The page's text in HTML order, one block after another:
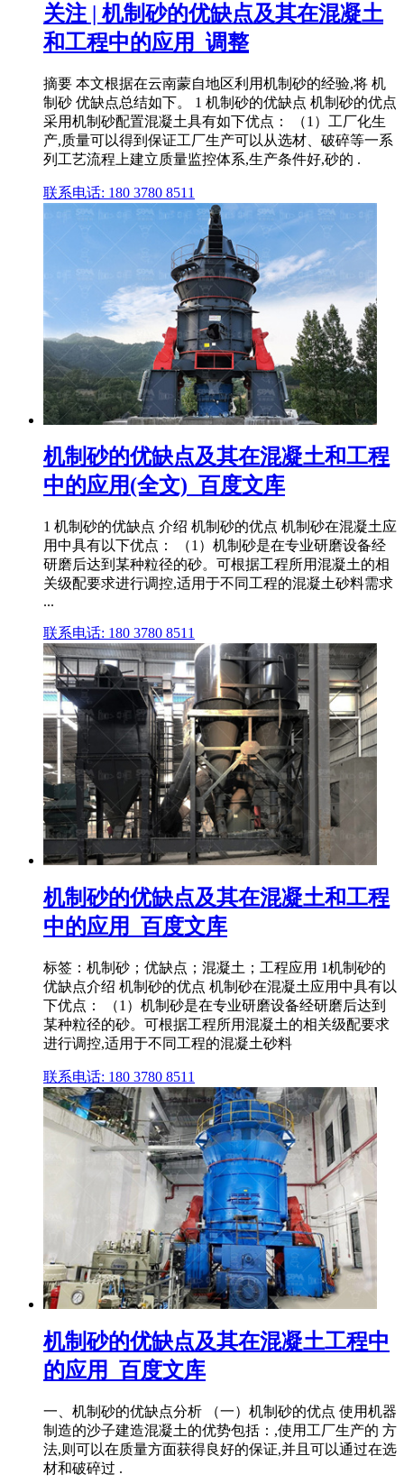
关注 | 机制砂的优缺点及其在混凝土
和工程中的应用_调整
摘要 本文根据在云南蒙自地区利用机制砂的经验,将 机
制砂 优缺点总结如下。 1 机制砂的优缺点 机制砂的优点
采用机制砂配置混凝土具有如下优点： （1）工厂化生
产,质量可以得到保证工厂生产可以从选材、破碎等一系
列工艺流程上建立质量监控体系,生产条件好,砂的 .
联系电话: 180 3780 8511
机制砂的优缺点及其在混凝土和工程
中的应用(全文)_百度文库
1 机制砂的优缺点 介绍 机制砂的优点 机制砂在混凝土应
用中具有以下优点： （1）机制砂是在专业研磨设备经
研磨后达到某种粒径的砂。可根据工程所用混凝土的相
关级配要求进行调控,适用于不同工程的混凝土砂料需求
...
联系电话: 180 3780 8511
机制砂的优缺点及其在混凝土和工程
中的应用_百度文库
标签：机制砂；优缺点；混凝土；工程应用 1机制砂的
优缺点介绍 机制砂的优点 机制砂在混凝土应用中具有以
下优点： （1）机制砂是在专业研磨设备经研磨后达到
某种粒径的砂。可根据工程所用混凝土的相关级配要求
进行调控,适用于不同工程的混凝土砂料
联系电话: 180 3780 8511
机制砂的优缺点及其在混凝土工程中
的应用_百度文库
一、机制砂的优缺点分析 （一）机制砂的优点 使用机器
制造的沙子建造混凝土的优势包括：,使用工厂生产的 方
法,则可以在质量方面获得良好的保证,并且可以通过在选
材和破碎过 .